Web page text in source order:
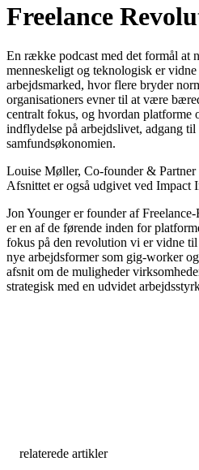
Freelance
En række podcast med det formål at
menneskeligt og teknologisk er
arbejdsmarked, hvor flere bryder
organisationers evner til at være
centralt fokus, og hvordan platforme
indflydelse på arbejdslivet, adgang til
samfundsøkonomien.
Louise Møller, Co-founder &
Afsnittet er også udgivet ved Impact
Jon Younger er founder af
er en af de førende inden for
fokus på den revolution vi er vidne
nye arbejdsformer som gig-worker
afsnit om de muligheder
strategisk med en udvidet
relaterede artikler